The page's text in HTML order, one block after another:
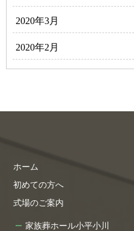
2020年3月
2020年2月
ホーム
初めての方へ
式場のご案内
家族葬ホール小平小川